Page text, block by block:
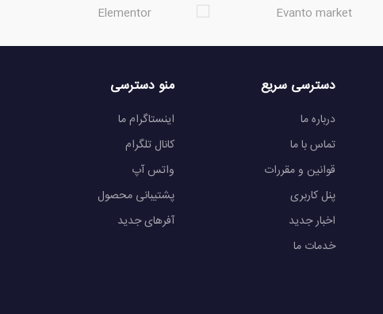
دسترسی سریع
درباره ما
تماس با ما
قوانین و مقررات
پنل کاربری
اخبار جدید
خدمات ما
منو دسترسی
اینستاگرام ما
کانال تلگرام
واتس آپ
پشتیبانی محصول
آفرهای جدید